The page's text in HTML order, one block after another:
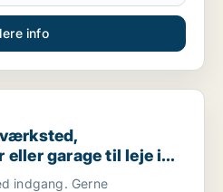
info
produktionslokaler eller
værksted,
garage til leje i
eller Tune
Gerne